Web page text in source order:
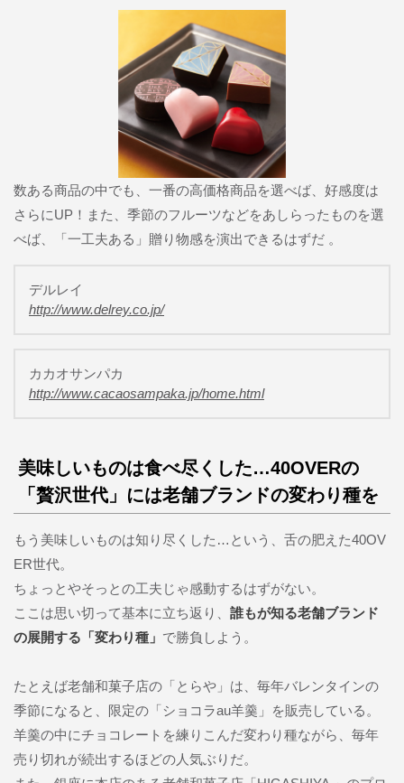
数ある商品の中でも、一番の高価格商品を選べば、好感度は
さらにUP！また、季節のフルーツなどをあしらったものを選
べば、「一工夫ある」贈り物感を演出できるはずだ 。
デルレイ
http://www.delrey.co.jp/
カカオサンパカ
http://www.cacaosampaka.jp/home.html
美味しいものは食べ尽くした…40OVERの
「贅沢世代」には老舗ブランドの変わり種を
もう美味しいものは知り尽くした…という、舌の肥えた40OV
ER世代。
ちょっとやそっとの工夫じゃ感動するはずがない。
ここは思い切って基本に立ち返り、 誰もが知る老舗ブランド
の展開する「変わり種」 で勝負しよう。
たとえば老舗和菓子店の「とらや」は、毎年バレンタインの
季節になると、限定の「ショコラau羊羹」を販売している。
羊羹の中にチョコレートを練りこんだ変わり種ながら、毎年
売り切れが続出するほどの人気ぶりだ。